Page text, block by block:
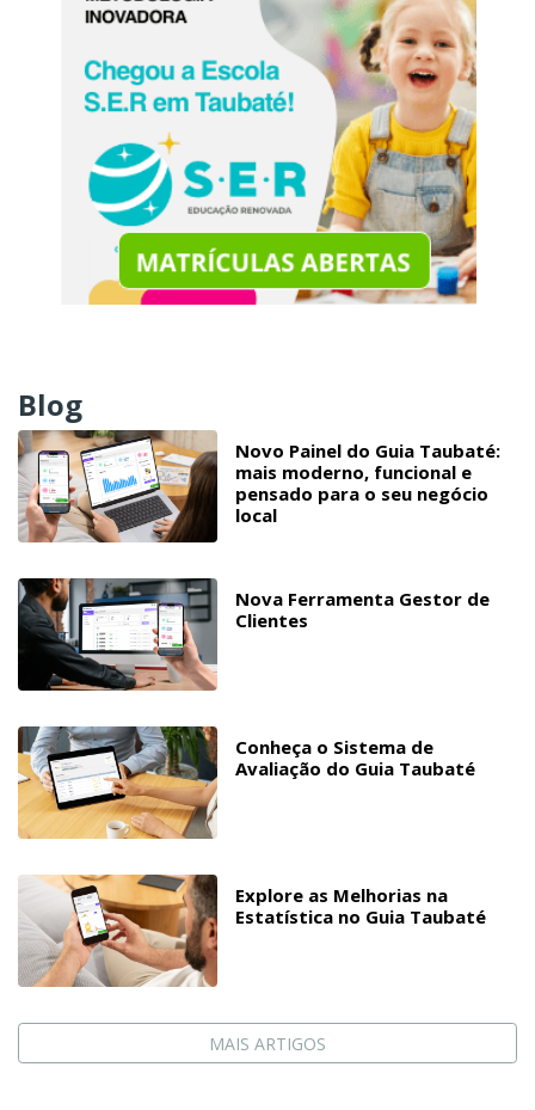
Blog
Novo Painel do Guia Taubaté:
mais moderno, funcional e
pensado para o seu negócio
local
Nova Ferramenta Gestor de
Clientes
Conheça o Sistema de
Avaliação do Guia Taubaté
Explore as Melhorias na
Estatística no Guia Taubaté
MAIS ARTIGOS